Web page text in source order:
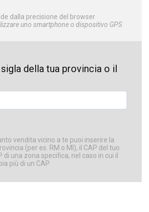
dalla precisione del browser
uno smartphone o dispositivo GPS
della tua provincia o il
vendita vicino a te puoi inserire la
(per es. RM o MI), il CAP del tuo
di una zona specifica, nel caso in cui il
più di un CAP